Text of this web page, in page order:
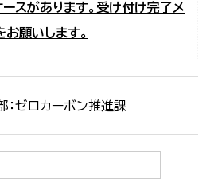
スがあります。受け付け完了メ
願いします。
：ゼロカーボン推進課